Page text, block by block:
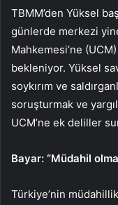
TBMM’den Yüksel
günlerde merkezi
Mahkemesi’ne
bekleniyor. Yüksel
soykırım ve
soruşturmak ve
UCM’ne ek deliller
Bayar: “Müdahil
Türkiye’nin